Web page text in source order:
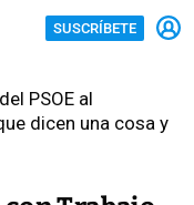
SUSCRÍBETE
PSOE al
dicen una cosa y